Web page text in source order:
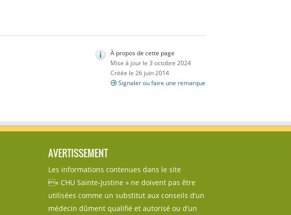
À propos de cette page
Mise à jour le 3 octobre 2024
Créée le 26 juin 2014
Signaler ou faire une remarque
AVERTISSEMENT
Les informations contenues dans le site
« CHU Sainte-Justine » ne doivent pas être
utilisées comme un substitut aux conseils d’un
médecin dûment qualifié et autorisé ou d’un